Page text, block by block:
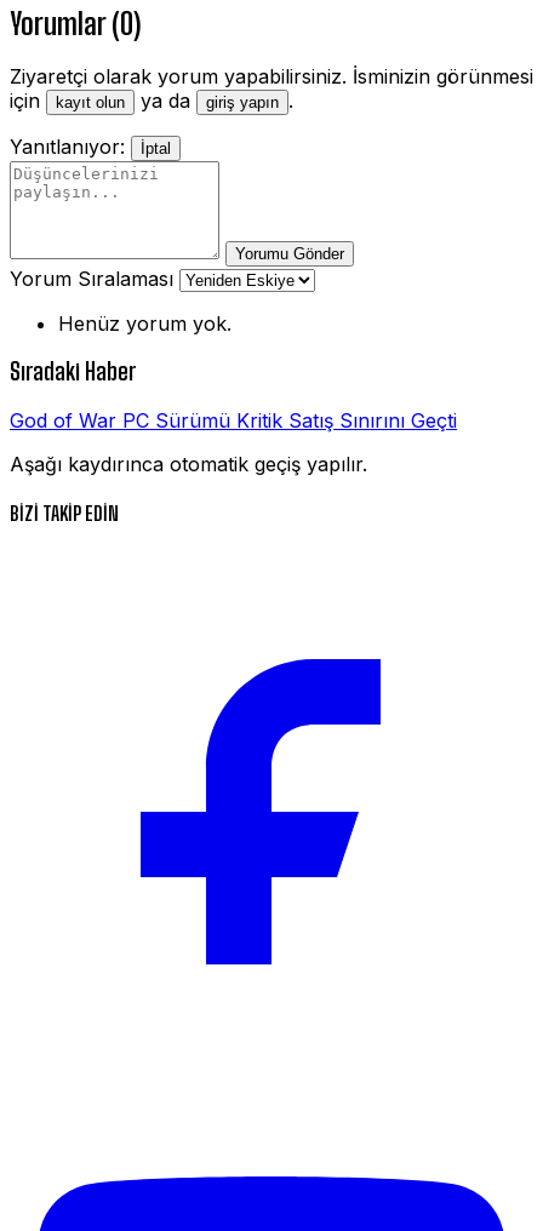
Yorumlar (0)
Ziyaretçi olarak yorum yapabilirsiniz. İsminizin görünmesi
için
kayıt olun ya da giriş yapın .
Yanıtlanıyor:
İptal
Yorumu Gönder
Yorum Sıralaması
Henüz yorum yok.
Sıradaki Haber
God of War PC Sürümü Kritik Satış Sınırını Geçti
Aşağı kaydırınca otomatik geçiş yapılır.
BİZİ TAKİP EDİN